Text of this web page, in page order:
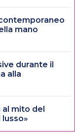
mano
durante il
alla
mito del
lusso»